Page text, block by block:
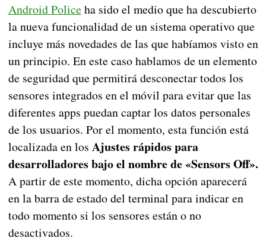
Android Police ha sido el medio que ha descubierto
la nueva funcionalidad de un sistema operativo que
incluye más novedades de las que habíamos visto en
un principio. En este caso hablamos de un elemento
de seguridad que permitirá desconectar todos los
sensores integrados en el móvil para evitar que las
diferentes apps puedan captar los datos personales
de los usuarios. Por el momento, esta función está
localizada en los Ajustes rápidos para
desarrolladores bajo el nombre de «Sensors Off».
A partir de este momento, dicha opción aparecerá
en la barra de estado del terminal para indicar en
todo momento si los sensores están o no
desactivados.